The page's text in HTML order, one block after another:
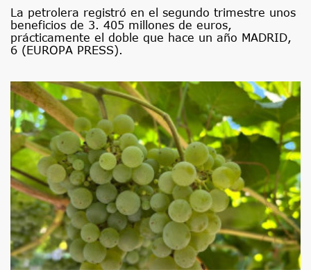
La petrolera registró en el segundo trimestre unos
beneficios de 3. 405 millones de euros,
prácticamente el doble que hace un año MADRID,
6 (EUROPA PRESS).